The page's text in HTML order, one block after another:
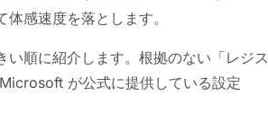
感速度を落とします。
順に紹介します。根拠のない「レジス
が公式に提供している設定